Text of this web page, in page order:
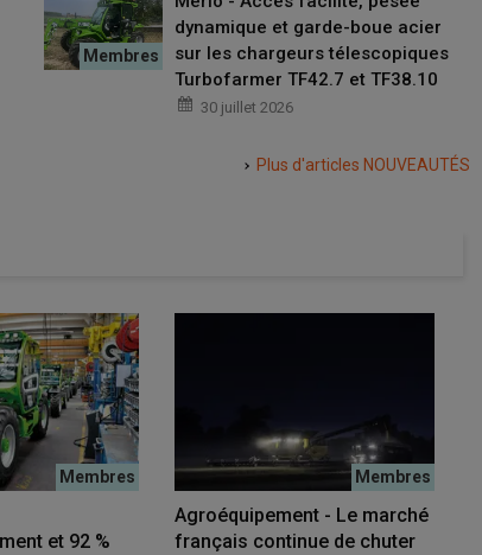
dynamique et garde-boue acier
sur les chargeurs télescopiques
Turbofarmer TF42.7 et TF38.10
30 juillet 2026
Plus d'articles NOUVEAUTÉS
et 92 %
Agroéquipement - Le marché
français continue de chuter
Champagne :
sur
est une
»
mon exploitation viticole est un
pulvérisateur à dos électrique »
17 juillet 2026